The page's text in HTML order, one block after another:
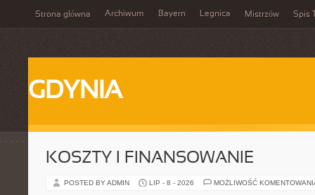
Strona główna Archiwum Bayern Legnica Mistrzów Spis
GDYNIA
KOSZTY I FINANSOWANIE
POSTED BY ADMIN LIP - 8 - 2026 MOŻLIWOŚĆ